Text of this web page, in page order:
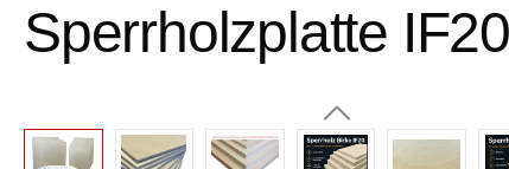
Sperrholzplatte